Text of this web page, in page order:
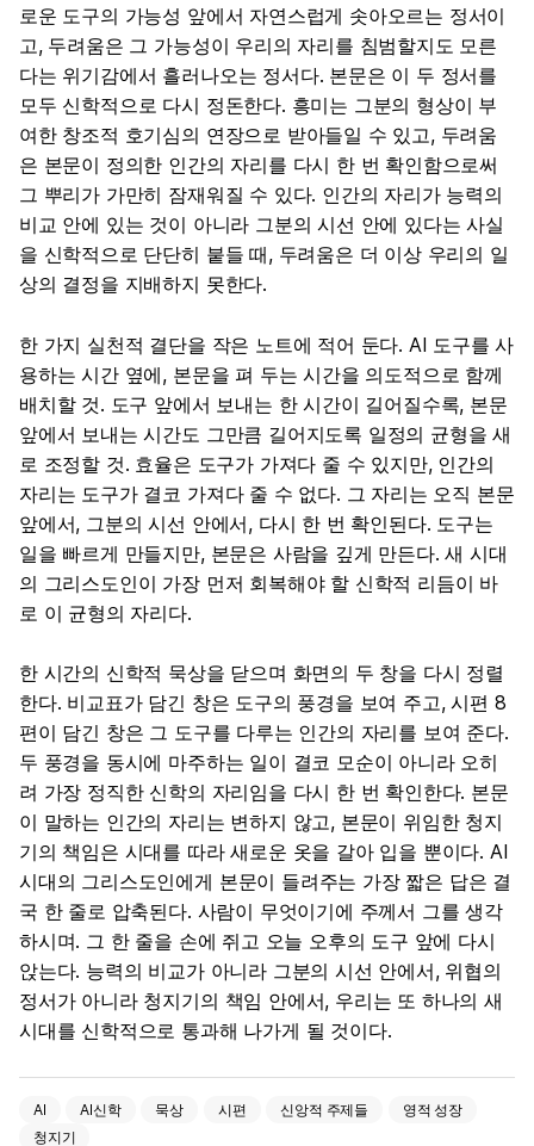
로운 도구의 가능성 앞에서 자연스럽게 솟아오르는 정서이
고, 두려움은 그 가능성이 우리의 자리를 침범할지도 모른
다는 위기감에서 흘러나오는 정서다. 본문은 이 두 정서를
모두 신학적으로 다시 정돈한다. 흥미는 그분의 형상이 부
여한 창조적 호기심의 연장으로 받아들일 수 있고, 두려움
은 본문이 정의한 인간의 자리를 다시 한 번 확인함으로써
그 뿌리가 가만히 잠재워질 수 있다. 인간의 자리가 능력의
비교 안에 있는 것이 아니라 그분의 시선 안에 있다는 사실
을 신학적으로 단단히 붙들 때, 두려움은 더 이상 우리의 일
상의 결정을 지배하지 못한다.
한 가지 실천적 결단을 작은 노트에 적어 둔다. AI 도구를 사
용하는 시간 옆에, 본문을 펴 두는 시간을 의도적으로 함께
배치할 것. 도구 앞에서 보내는 한 시간이 길어질수록, 본문
앞에서 보내는 시간도 그만큼 길어지도록 일정의 균형을 새
로 조정할 것. 효율은 도구가 가져다 줄 수 있지만, 인간의
자리는 도구가 결코 가져다 줄 수 없다. 그 자리는 오직 본문
앞에서, 그분의 시선 안에서, 다시 한 번 확인된다. 도구는
일을 빠르게 만들지만, 본문은 사람을 깊게 만든다. 새 시대
의 그리스도인이 가장 먼저 회복해야 할 신학적 리듬이 바
로 이 균형의 자리다.
한 시간의 신학적 묵상을 닫으며 화면의 두 창을 다시 정렬
한다. 비교표가 담긴 창은 도구의 풍경을 보여 주고, 시편 8
편이 담긴 창은 그 도구를 다루는 인간의 자리를 보여 준다.
두 풍경을 동시에 마주하는 일이 결코 모순이 아니라 오히
려 가장 정직한 신학의 자리임을 다시 한 번 확인한다. 본문
이 말하는 인간의 자리는 변하지 않고, 본문이 위임한 청지
기의 책임은 시대를 따라 새로운 옷을 갈아 입을 뿐이다. AI
시대의 그리스도인에게 본문이 들려주는 가장 짧은 답은 결
국 한 줄로 압축된다. 사람이 무엇이기에 주께서 그를 생각
하시며. 그 한 줄을 손에 쥐고 오늘 오후의 도구 앞에 다시
앉는다. 능력의 비교가 아니라 그분의 시선 안에서, 위협의
정서가 아니라 청지기의 책임 안에서, 우리는 또 하나의 새
시대를 신학적으로 통과해 나가게 될 것이다.
AI AI신학 묵상 시편 신앙적 주제들
영적 성장
청지기